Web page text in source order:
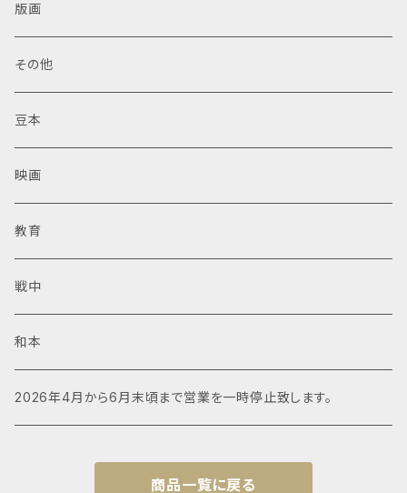
版画
その他
豆本
映画
教育
戦中
和本
2026年4月から6月末頃まで営業を一時停止致します。
商品一覧に戻る